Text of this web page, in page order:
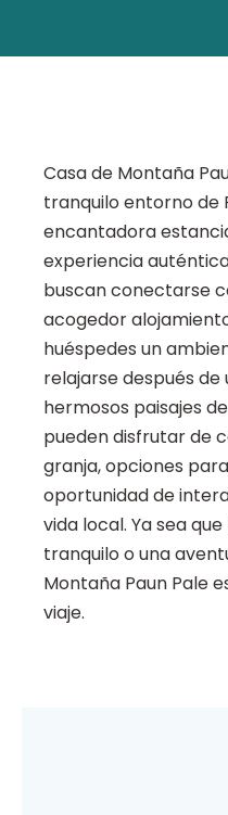
Casa de Montaña
tranquilo entorno de
encantadora
experiencia
buscan conectarse
acogedor
huéspedes un
relajarse después
hermosos paisajes
pueden disfrutar de
granja, opciones
oportunidad de
vida local. Ya sea
tranquilo o una
Montaña Paun Pale
viaje.